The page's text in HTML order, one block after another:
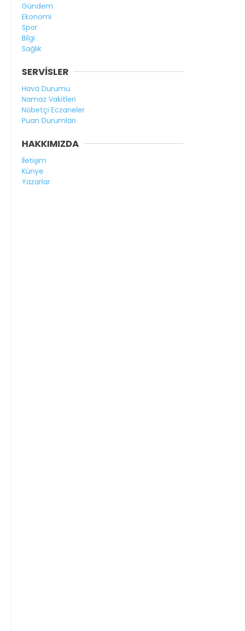
Gündem
Ekonomi
Spor
Bilgi
Sağlık
SERVİSLER
Hava Durumu
Namaz Vakitleri
Nöbetçi Eczaneler
Puan Durumları
HAKKIMIZDA
İletişim
Künye
Yazarlar